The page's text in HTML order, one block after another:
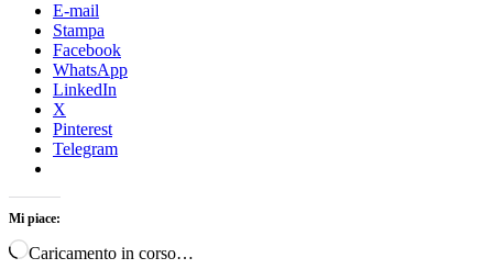
E-mail
Stampa
Facebook
WhatsApp
LinkedIn
X
Pinterest
Telegram
Mi piace:
Caricamento in corso…